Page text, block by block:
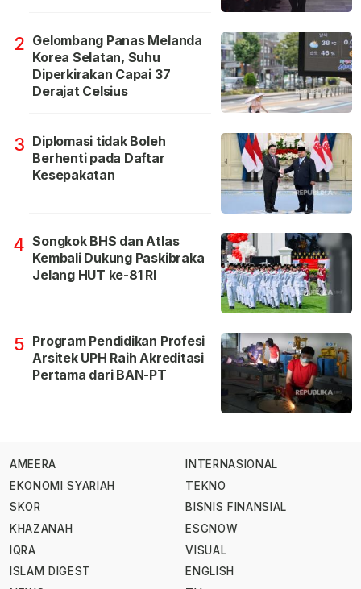
2 Gelombang Panas Melanda
Korea Selatan, Suhu
Diperkirakan Capai 37
Derajat Celsius
3 Diplomasi tidak Boleh
Berhenti pada Daftar
Kesepakatan
4 Songkok BHS dan Atlas
Kembali Dukung Paskibraka
Jelang HUT ke-81 RI
5 Program Pendidikan Profesi
Arsitek UPH Raih Akreditasi
Pertama dari BAN-PT
AMEERA
EKONOMI SYARIAH
SKOR
KHAZANAH
IQRA
ISLAM DIGEST
INTERNASIONAL
TEKNO
BISNIS FINANSIAL
ESGNOW
VISUAL
ENGLISH